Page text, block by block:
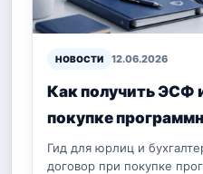
НОВОСТИ 12.06.2026
Как получить ЭСФ
покупке
Гид для юрлиц и
договор при покупке